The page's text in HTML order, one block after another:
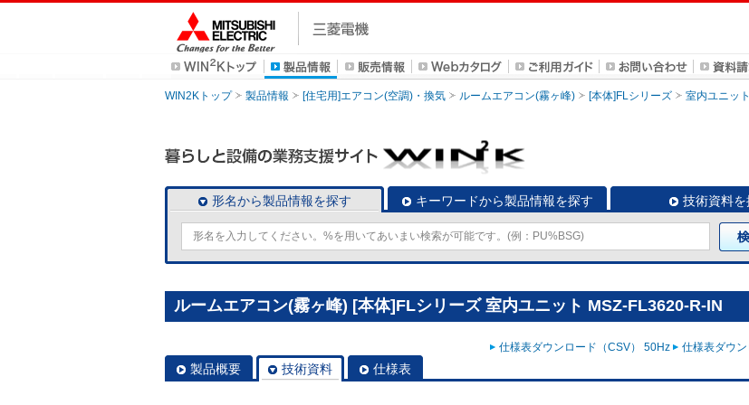
WIN2Kトップ 製品情報 [住宅用]エアコン(空調)・換気 ルームエアコン(霧ヶ峰) [本体]FLシリーズ 室内ユニット
形名から製品情報を探す キーワードから製品情報を探す 技術資料を
ルームエアコン(霧ヶ峰) [本体]FLシリーズ 室内ユニット MSZ-FL3620-R-IN
仕様表ダウンロード（CSV） 50Hz 仕様表ダウ
製品概要 技術資料 仕様表